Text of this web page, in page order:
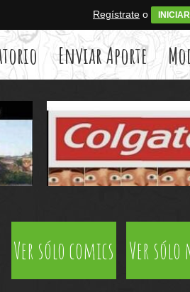
Regístrate o
Enviar Aporte
Ver sólo comics Ver sólo